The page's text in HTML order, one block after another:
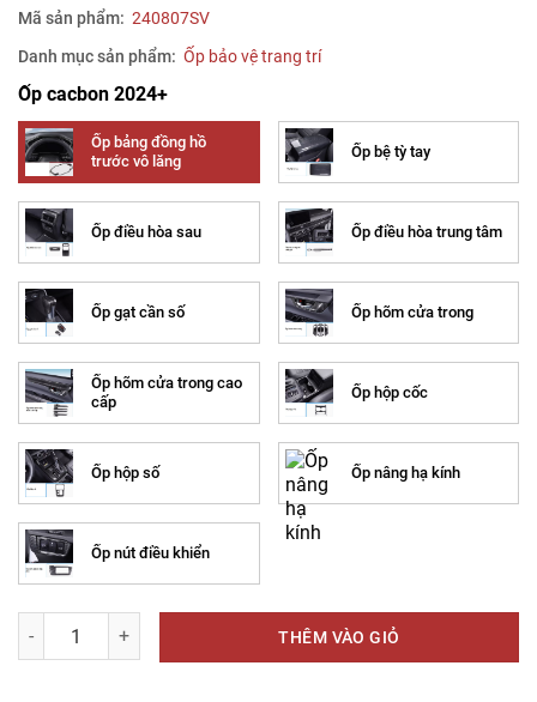
Mã sản phẩm: 240807SV
Danh mục sản phẩm: Ốp bảo vệ trang trí
Ốp cacbon 2024+
Ốp bảng đồng hồ
trước vô lăng
Ốp bệ tỳ tay
Ốp điều hòa sau Ốp điều hòa trung tâm
Ốp gạt cần số Ốp hõm cửa trong
Ốp hõm cửa trong cao
cấp
Ốp hộp cốc
Ốp hộp số Ốp nâng hạ kính
Ốp nút điều khiển
THÊM VÀO GIỎ